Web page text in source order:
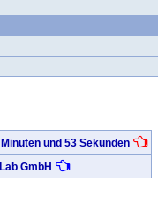
und 53 Sekunden
GmbH